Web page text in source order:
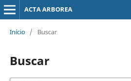
ACTA ARBOREA
Início / Buscar
Buscar